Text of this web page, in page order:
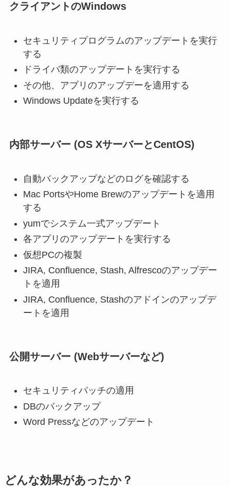
クライアントのWindows
セキュリティプログラムのアップデートを実行
する
ドライバ類のアップデートを実行する
その他、アプリのアップデーを適用する
Windows Updateを実行する
内部サーバー (OS XサーバーとCentOS)
自動バックアップなどのログを確認する
Mac PortsやHome Brewのアップデートを適用
する
yumでシステム一式アップデート
各アプリのアップデートを実行する
仮想PCの複製
JIRA, Confluence, Stash, Alfrescoのアップデー
トを適用
JIRA, Confluence, Stashのアドインのアップデ
ートを適用
公開サーバー (Webサーバーなど)
セキュリティパッチの適用
DBのバックアップ
Word Pressなどのアップデート
どんな効果があったか？